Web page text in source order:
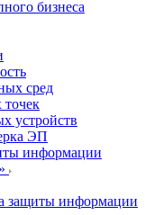
бизнеса
сред
устройств
ЭП
информации
защиты информации